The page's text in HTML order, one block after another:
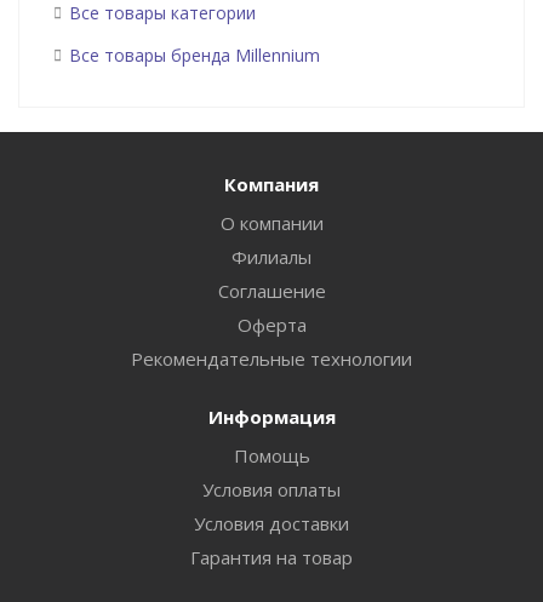
Все товары категории
Все товары бренда Millennium
Компания
О компании
Филиалы
Соглашение
Оферта
Рекомендательные технологии
Информация
Помощь
Условия оплаты
Условия доставки
Гарантия на товар